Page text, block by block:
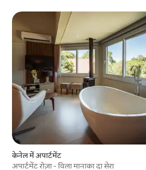
केनेल में अपार्टमेंट
अपार्टमेंट रोज़ा - विला मानाका दा सेरा